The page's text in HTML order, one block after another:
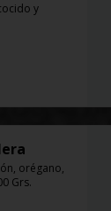
y
orégano,
Grs.